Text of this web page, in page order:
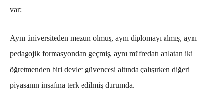
var:
Aynı üniversiteden mezun olmuş, aynı diplomayı almış, aynı
pedagojik formasyondan geçmiş, aynı müfredatı anlatan iki
öğretmenden biri devlet güvencesi altında çalışırken diğeri
piyasanın insafına terk edilmiş durumda.